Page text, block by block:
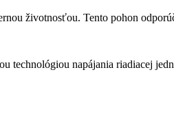
životnosťou. Tento pohon
technológiou napájania riadiacej